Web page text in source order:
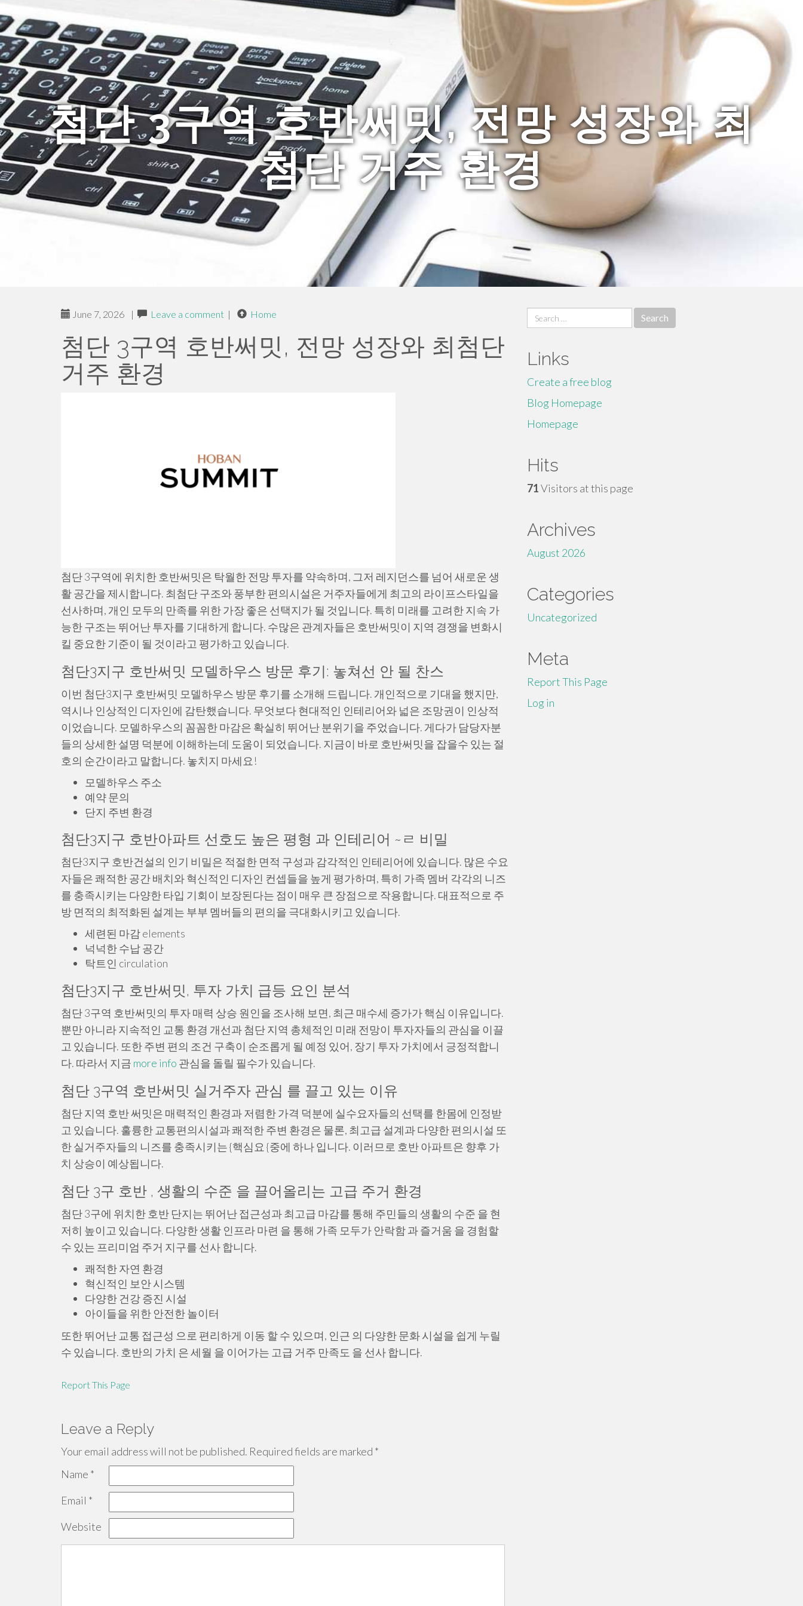
첨단 3구역 호반써밋, 전망 성장와 최
첨단 거주 환경
June 7, 2026 | Leave a comment | Home
첨단 3구역 호반써밋, 전망 성장와 최첨단
거주 환경
첨단 3구역에 위치한 호반써밋은 탁월한 전망 투자를 약속하며, 그저 레지던스를 넘어 새로운 생
활 공간을 제시합니다. 최첨단 구조와 풍부한 편의시설은 거주자들에게 최고의 라이프스타일을
선사하며, 개인 모두의 만족를 위한 가장 좋은 선택지가 될 것입니다. 특히 미래를 고려한 지속 가
능한 구조는 뛰어난 투자를 기대하게 합니다. 수많은 관계자들은 호반써밋이 지역 경쟁을 변화시
킬 중요한 기준이 될 것이라고 평가하고 있습니다.
첨단3지구 호반써밋 모델하우스 방문 후기: 놓쳐선 안 될 찬스
이번 첨단3지구 호반써밋 모델하우스 방문 후기를 소개해 드립니다. 개인적으로 기대을 했지만,
역시나 인상적인 디자인에 감탄했습니다. 무엇보다 현대적인 인테리어와 넓은 조망권이 인상적
이었습니다. 모델하우스의 꼼꼼한 마감은 확실히 뛰어난 분위기을 주었습니다. 게다가 담당자분
들의 상세한 설명 덕분에 이해하는데 도움이 되었습니다. 지금이 바로 호반써밋을 잡을수 있는 절
호의 순간이라고 말합니다. 놓치지 마세요!
모델하우스 주소
예약 문의
단지 주변 환경
첨단3지구 호반아파트 선호도 높은 평형 과 인테리어 ~ㄹ 비밀
첨단3지구 호반건설의 인기 비밀은 적절한 면적 구성과 감각적인 인테리어에 있습니다. 많은 수요
자들은 쾌적한 공간 배치와 혁신적인 디자인 컨셉들을 높게 평가하며, 특히 가족 멤버 각각의 니즈
를 충족시키는 다양한 타입 기회이 보장된다는 점이 매우 큰 장점으로 작용합니다. 대표적으로 주
방 면적의 최적화된 설계는 부부 멤버들의 편의을 극대화시키고 있습니다.
세련된 마감 elements
넉넉한 수납 공간
탁트인 circulation
첨단3지구 호반써밋, 투자 가치 급등 요인 분석
첨단 3구역 호반써밋의 투자 매력 상승 원인을 조사해 보면, 최근 매수세 증가가 핵심 이유입니다.
뿐만 아니라 지속적인 교통 환경 개선과 첨단 지역 총체적인 미래 전망이 투자자들의 관심을 이끌
고 있습니다. 또한 주변 편의 조건 구축이 순조롭게 될 예정 있어, 장기 투자 가치에서 긍정적합니
다. 따라서 지금 more info 관심을 돌릴 필수가 있습니다.
첨단 3구역 호반써밋 실거주자 관심 를 끌고 있는 이유
첨단 지역 호반 써밋은 매력적인 환경과 저렴한 가격 덕분에 실수요자들의 선택를 한몸에 인정받
고 있습니다. 훌륭한 교통편의시설과 쾌적한 주변 환경은 물론, 최고급 설계과 다양한 편의시설 또
한 실거주자들의 니즈를 충족시키는 {핵심요 {중에 하나 입니다. 이러므로 호반 아파트은 향후 가
치 상승이 예상됩니다.
첨단 3구 호반 , 생활의 수준 을 끌어올리는 고급 주거 환경
첨단 3구에 위치한 호반 단지는 뛰어난 접근성과 최고급 마감를 통해 주민들의 생활의 수준 을 현
저히 높이고 있습니다. 다양한 생활 인프라 마련 을 통해 가족 모두가 안락함 과 즐거움 을 경험할
수 있는 프리미엄 주거 지구를 선사 합니다.
쾌적한 자연 환경
혁신적인 보안 시스템
다양한 건강 증진 시설
아이들을 위한 안전한 놀이터
또한 뛰어난 교통 접근성 으로 편리하게 이동 할 수 있으며, 인근 의 다양한 문화 시설을 쉽게 누릴
수 있습니다. 호반의 가치 은 세월 을 이어가는 고급 거주 만족도 을 선사 합니다.
Report This Page
Leave a Reply
Your email address will not be published. Required fields are marked *
Name *
Email *
Website
Search
for:
Links
Create a free blog
Blog Homepage
Homepage
Hits
71Visitors at this page
Archives
August 2026
Categories
Uncategorized
Meta
Report This Page
Log in